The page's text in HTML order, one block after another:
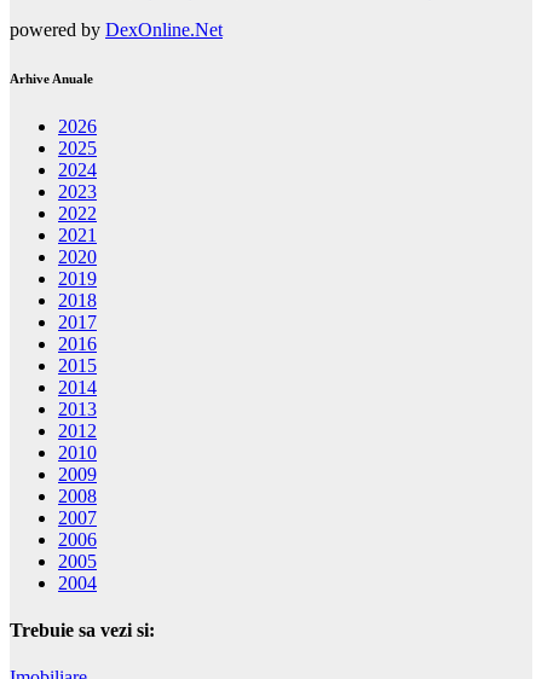
powered by DexOnline.Net
Arhive Anuale
2026
2025
2024
2023
2022
2021
2020
2019
2018
2017
2016
2015
2014
2013
2012
2010
2009
2008
2007
2006
2005
2004
Trebuie sa vezi si: